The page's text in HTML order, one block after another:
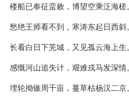
楼船已奉征蛮敕，博望空乘泛海槎。
愁绝王师看不到，寒涛东起日西斜。
长看白日下芜城，又见孤云海上生。
感慨河山追失计，艰难戎马发深情。
埋轮拗镞周千亩，蔓草枯杨汉二京。